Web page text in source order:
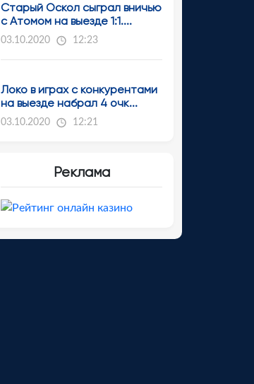
Старый Оскол сыграл вничью
с Атомом на выезде 1:1....
03.10.2020 12:23
Локо в играх с конкурентами
на выезде набрал 4 очк...
03.10.2020 12:21
Реклама